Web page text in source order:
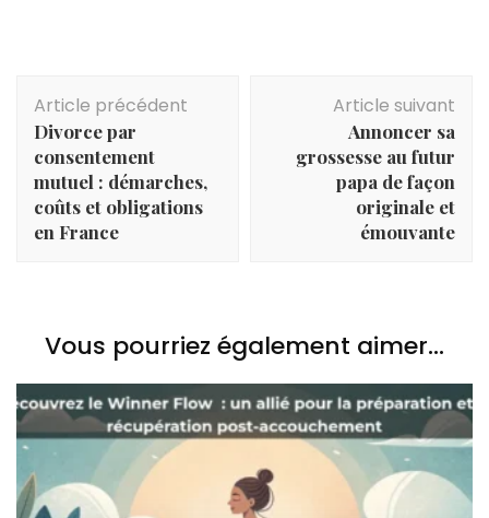
d'article
Article précédent
Divorce par
consentement
mutuel : démarches,
coûts et obligations
en France
Article suivant
Annoncer sa
grossesse au futur
papa de façon
originale et
émouvante
Vous pourriez également aimer...